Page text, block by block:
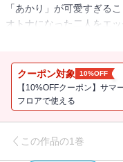
「あかり」が可愛すぎる
オトナになった二人をエ
ぎる! 一方、実は二人もえ
最高っ!!!
高校生男子・えーゆーの
ぎる! 一方、実は二人もえ
クーポン対象 10%OFF
【10%OFFクーポン】サ
フロアで使える
この作品の1巻